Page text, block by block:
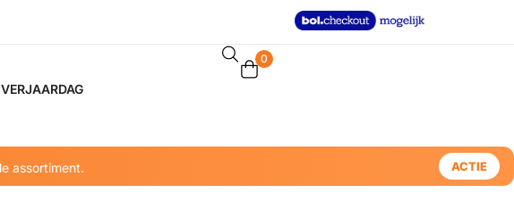
VERJAARDAG
0
assortiment. ACTIE